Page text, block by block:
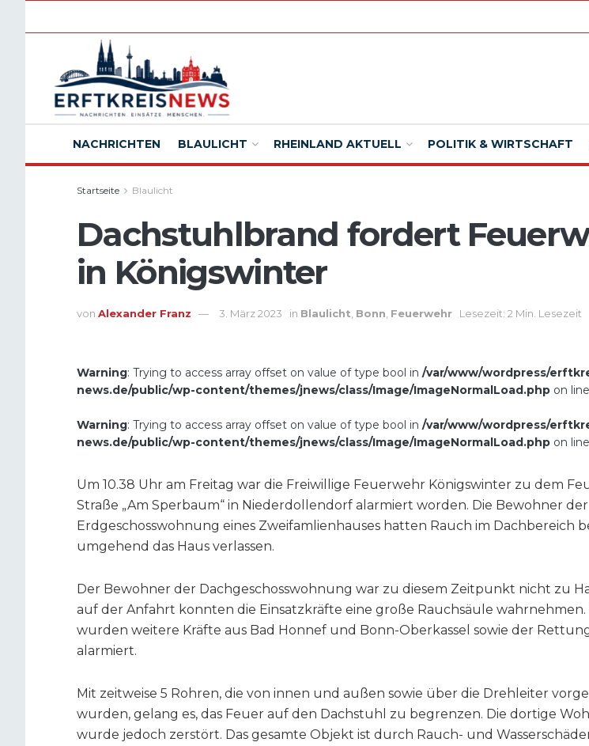
NACHRICHTEN BLAULICHT RHEINLAND AKTUELL POLITIK & WIRTSCHAFT
Startseite Blaulicht
Dachstuhlbrand fordert
in Königswinter
von Alexander Franz 3. März 2023 in Blaulicht, Bonn, Feuerwehr Lesezeit: 2 Min. Lesezeit
Warning: Trying to access array offset on value of type bool in /var/www/wordpress/
news.de/public/wp-content/themes/jnews/class/Image/ImageNormalLoad.php on line
Warning: Trying to access array offset on value of type bool in /var/www/wordpress/
news.de/public/wp-content/themes/jnews/class/Image/ImageNormalLoad.php on line
Um 10.38 Uhr am Freitag war die Freiwillige Feuerwehr Königswinter zu dem
Straße „Am Sperbaum“ in Niederdollendorf alarmiert worden. Die Bewohner der
Erdgeschosswohnung eines Zweifamlienhauses hatten Rauch im Dachbereich
umgehend das Haus verlassen.
Der Bewohner der Dachgeschosswohnung war zu diesem Zeitpunkt nicht zu
auf der Anfahrt konnten die Einsatzkräfte eine große Rauchsäule
wurden weitere Kräfte aus Bad Honnef und Bonn-Oberkassel sowie der
alarmiert.
Mit zeitweise 5 Rohren, die von innen und außen sowie über die Drehleiter
wurden, gelang es, das Feuer auf den Dachstuhl zu begrenzen. Die dortige
wurde jedoch zerstört. Das gesamte Objekt ist durch Rauch- und